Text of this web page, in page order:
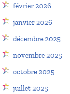
février 2026
janvier 2026
décembre 2025
novembre 2025
octobre 2025
juillet 2025